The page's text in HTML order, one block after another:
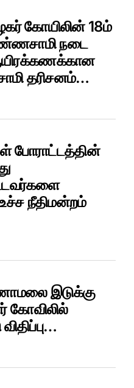
கோயிலின் 18ம்
நடை
தரிசனம்…
போராட்டத்தின்
உச்ச நீதிமன்றம்
இடுக்கு
கோவிலில்